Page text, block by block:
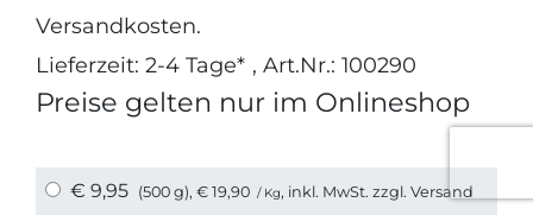
Versandkosten.
Lieferzeit: 2-4 Tage* , Art.Nr.: 100290
Preise gelten nur im Onlineshop
€ 9,95 (500 g), € 19,90 / Kg, inkl. MwSt. zzgl. Versand